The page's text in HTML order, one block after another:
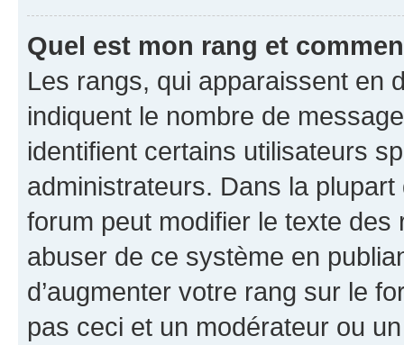
Quel est mon rang et
Les rangs, qui apparaissent en
indiquent le nombre de
identifient certains utilisateurs
administrateurs. Dans la
forum peut modifier le texte
abuser de ce système en
d’augmenter votre rang sur le
pas ceci et un modérateur ou